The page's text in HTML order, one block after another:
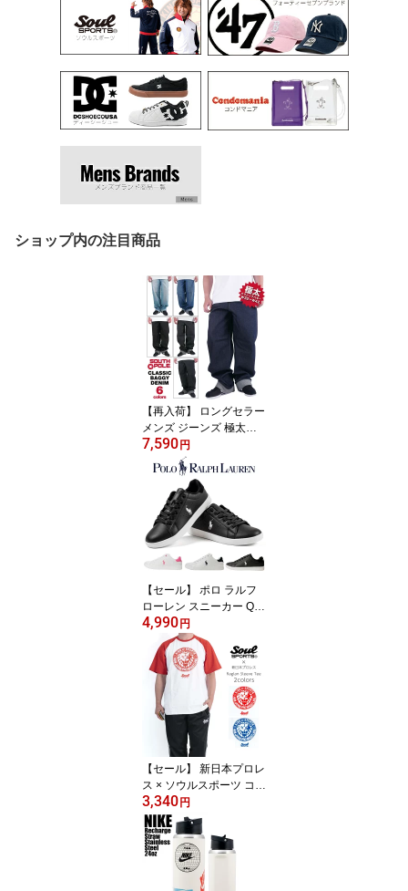
ショップ内の注目商品
【再入荷】 ロングセラー
メンズ ジーンズ 極太デ
ニム SOUTHPOLE 3180
1401 デニム パンツ バギ
ーパンツ ワイドパンツ
メンズパンツ 太い 太め
ルーズ ゆったり 大きめ
大きいサイズ おしゃれ
ヒップホップ 90年代
7,590 円
【セール】 ポロ ラルフ
ローレン スニーカー QUI
NCEY COURT 歩きやす
い 合成皮革 ローカット
白/黒/ネイビー/ピンク シ
ンプル キレイめ rf10042
4,990 円
【セール】 新日本プロレ
ス × ソウルスポーツ コラ
ボ 半袖 ラグランTシャツ
メンズ ライオンロゴ ス
ポーツ スタイル 大きめ
ブルー レッド 全2色
3,340 円